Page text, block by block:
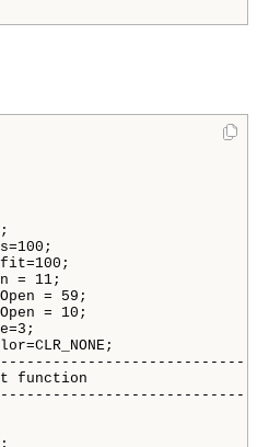
= 11;
= 59;
= 10;
function